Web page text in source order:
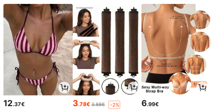
12.37€ 3.78€ 3.88€ -2% 6.99€